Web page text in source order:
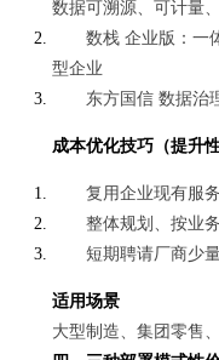
数据可溯源、可计量、
数栈 企业版：一
型企业
东方国信 数据治
成本优化技巧（提升性
复用企业现有服
整体规划、按业
短期聘请厂商少
适用场景
大型制造、集团零售